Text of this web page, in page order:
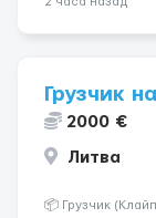
Грузчик
2000 €
Литва
📦 Грузчик